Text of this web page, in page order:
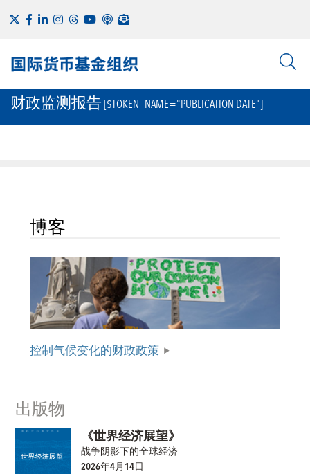
财政监测报告[$TOKEN_NAME="PUBLICATION DATE"]
博客
控制气候变化的财政政策
出版物
《世界经济展望》
战争阴影下的全球经济
2026年4月14日